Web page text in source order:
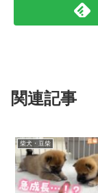
関連記事
柴犬・豆柴